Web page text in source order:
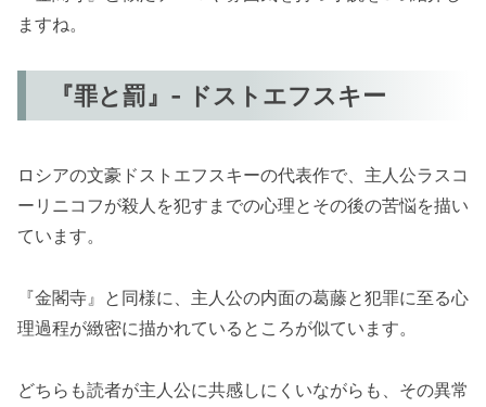
ますね。
『罪と罰』- ドストエフスキー
ロシアの文豪ドストエフスキーの代表作で、主人公ラスコ
ーリニコフが殺人を犯すまでの心理とその後の苦悩を描い
ています。
『金閣寺』と同様に、主人公の内面の葛藤と犯罪に至る心
理過程が緻密に描かれているところが似ています。
どちらも読者が主人公に共感しにくいながらも、その異常